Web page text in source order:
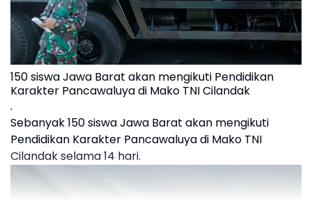
150 siswa Jawa Barat akan mengikuti Pendidikan
Karakter Pancawaluya di Mako TNI Cilandak
.
Sebanyak 150 siswa Jawa Barat akan mengikuti
Pendidikan Karakter Pancawaluya di Mako TNI
Cilandak selama 14 hari.